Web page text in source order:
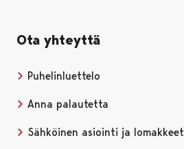
Ota yhteyttä
Puhelinluettelo
Anna palautetta
Sähköinen asiointi ja lomakkeet